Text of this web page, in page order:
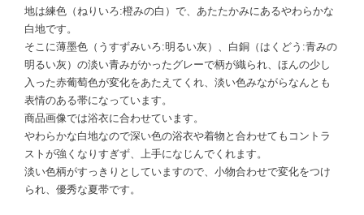
地は練色（ねりいろ:橙みの白）で、あたたかみにあるやわらかな
白地です。
そこに薄墨色（うすずみいろ:明るい灰）、白銅（はくどう:青みの
明るい灰）の淡い青みがかったグレーで柄が織られ、ほんの少し
入った赤葡萄色が変化をあたえてくれ、淡い色みながらなんとも
表情のある帯になっています。
商品画像では浴衣に合わせています。
やわらかな白地なので深い色の浴衣や着物と合わせてもコントラ
ストが強くなりすぎず、上手になじんでくれます。
淡い色柄がすっきりとしていますので、小物合わせで変化をつけ
られ、優秀な夏帯です。